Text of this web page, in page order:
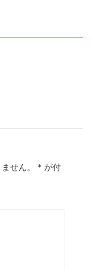
せん。 * が付